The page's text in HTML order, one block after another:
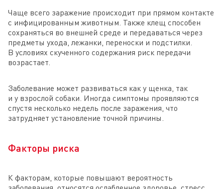
Чаще всего заражение происходит при прямом контакте
с инфицированным животным. Также клещ способен
сохраняться во внешней среде и передаваться через
предметы ухода, лежанки, переноски и подстилки.
В условиях скученного содержания риск передачи
возрастает.
Заболевание может развиваться как у щенка, так
и у взрослой собаки. Иногда симптомы проявляются
спустя несколько недель после заражения, что
затрудняет установление точной причины.
Факторы риска
К факторам, которые повышают вероятность